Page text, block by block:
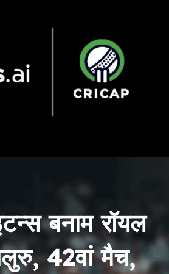
बनाम रॉयल
42वां मैच,